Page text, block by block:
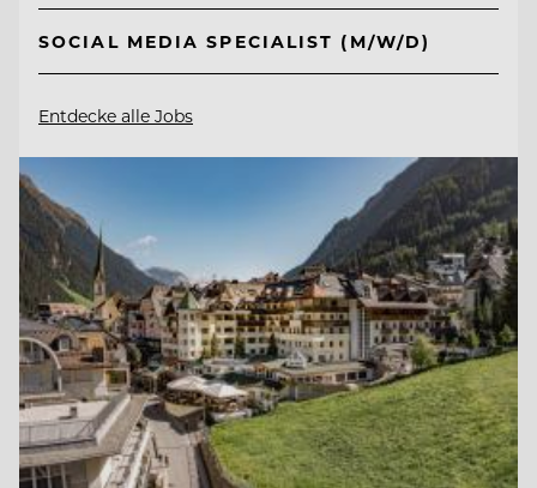
SOCIAL MEDIA SPECIALIST (M/W/D)
Entdecke alle Jobs